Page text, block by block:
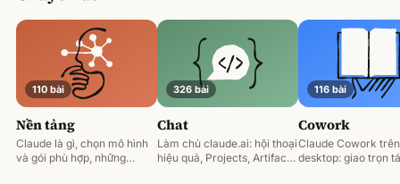
110 bài
Nền tảng
Claude là gì, chọn mô hình
và gói phù hợp, những
326 bài
Chat
Làm chủ claude.ai: hội thoại
hiệu quả, Projects, Artifacts
116 bài
Cowork
Claude Cowork trên
desktop: giao trọn